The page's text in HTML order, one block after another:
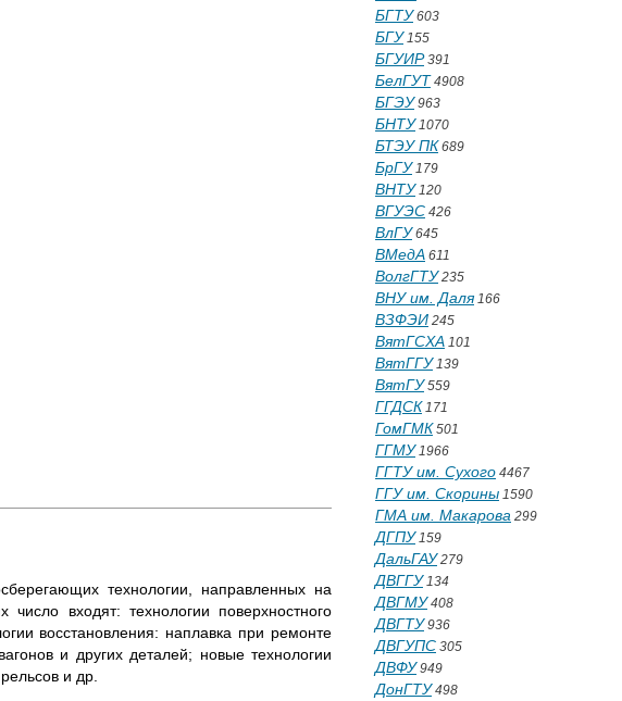
технологии, направленных на
входят: технологии поверхностного
восстановления: наплавка при ре­монте
и других деталей; но­вые технологии
и др.
БГТУ603
БГУ155
БГУИР391
БелГУТ 4908
БГЭУ963
БНТУ1070
БТЭУ ПК 689
БрГУ179
ВНТУ120
ВГУЭС 426
ВлГУ645
ВМедА 611
ВолгГТУ235
ВНУ им. Даля166
ВЗФЭИ 245
ВятГСХА 101
ВятГГУ139
ВятГУ559
ГГДСК 171
ГомГМК 501
ГГМУ1966
ГГТУ им. Сухого 4467
ГГУ им. Скорины 1590
ГМА им. Макарова 299
ДГПУ159
ДальГАУ279
ДВГГУ134
ДВГМУ408
ДВГТУ936
ДВГУПС 305
ДВФУ949
ДонГТУ498